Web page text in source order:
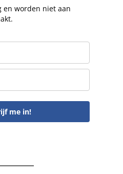
en worden niet aan
me in!